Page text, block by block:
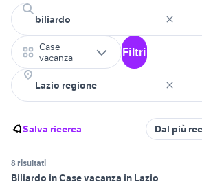
Case
vacanza
Filtri
Salva ricerca Dal più
8 risultati
Biliardo in Case vacanza in Lazio